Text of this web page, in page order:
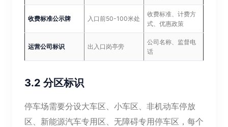
收费标准公示牌 入口前50-100米处
收费标准、计费方
式、优惠政策
运营公司标识 出入口岗亭旁
公司名称、监督电
话
3.2 分区标识
停车场需要分设大车区、小车区、非机动车停放
区、新能源汽车专用区、无障碍专用停车区，每个